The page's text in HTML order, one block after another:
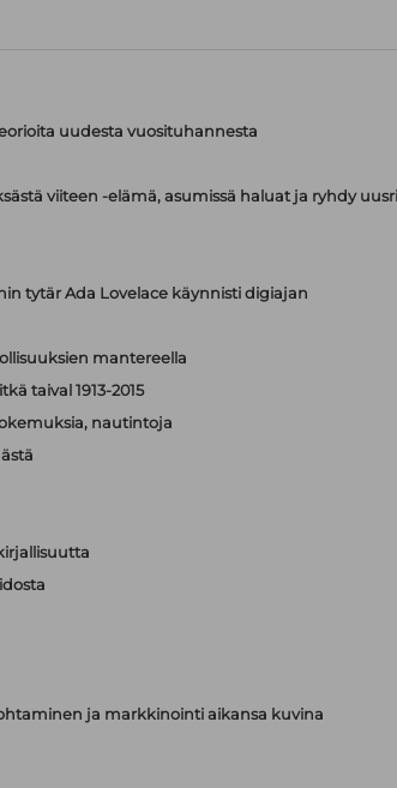
uudesta vuosituhannesta
viiteen -elämä, asumissä haluat ja ryhdy
tytär Ada Lovelace käynnisti digiajan
mantereella
taival 1913-2015
nautintoja
ja markkinointi aikansa kuvina